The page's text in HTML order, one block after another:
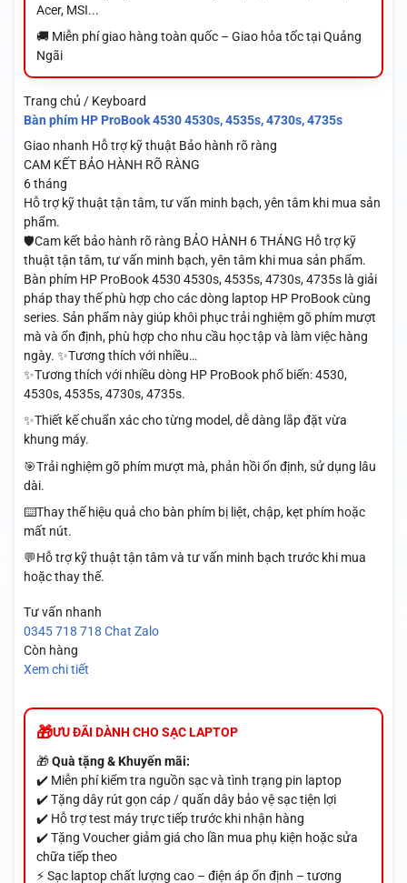
Acer, MSI...
🚚 Miễn phí giao hàng toàn quốc – Giao hỏa tốc tại Quảng
Ngãi
Trang chủ / Keyboard
Bàn phím HP ProBook 4530 4530s, 4535s, 4730s, 4735s
Giao nhanh Hỗ trợ kỹ thuật Bảo hành rõ ràng
CAM KẾT BẢO HÀNH RÕ RÀNG
6 tháng
Hỗ trợ kỹ thuật tận tâm, tư vấn minh bạch, yên tâm khi mua sản
phẩm.
🛡️Cam kết bảo hành rõ ràng BẢO HÀNH 6 THÁNG Hỗ trợ kỹ
thuật tận tâm, tư vấn minh bạch, yên tâm khi mua sản phẩm.
Bàn phím HP ProBook 4530 4530s, 4535s, 4730s, 4735s là giải
pháp thay thế phù hợp cho các dòng laptop HP ProBook cùng
series. Sản phẩm này giúp khôi phục trải nghiệm gõ phím mượt
mà và ổn định, phù hợp cho nhu cầu học tập và làm việc hàng
ngày. ✨Tương thích với nhiều…
✨Tương thích với nhiều dòng HP ProBook phổ biến: 4530,
4530s, 4535s, 4730s, 4735s.
✨Thiết kế chuẩn xác cho từng model, dễ dàng lắp đặt vừa
khung máy.
🎯Trải nghiệm gõ phím mượt mà, phản hồi ổn định, sử dụng lâu
dài.
⌨️Thay thế hiệu quả cho bàn phím bị liệt, chập, kẹt phím hoặc
mất nút.
💬Hỗ trợ kỹ thuật tận tâm và tư vấn minh bạch trước khi mua
hoặc thay thế.
Tư vấn nhanh
0345 718 718 Chat Zalo
Còn hàng
Xem chi tiết
ƯU ĐÃI DÀNH CHO SẠC LAPTOP
🎁Quà tặng & Khuyến mãi:
✔️ Miễn phí kiểm tra nguồn sạc và tình trạng pin laptop
✔️ Tặng dây rút gọn cáp / quấn dây bảo vệ sạc tiện lợi
✔️ Hỗ trợ test máy trực tiếp trước khi nhận hàng
✔️ Tặng Voucher giảm giá cho lần mua phụ kiện hoặc sửa
chữa tiếp theo
⚡ Sạc laptop chất lượng cao – điện áp ổn định – tương